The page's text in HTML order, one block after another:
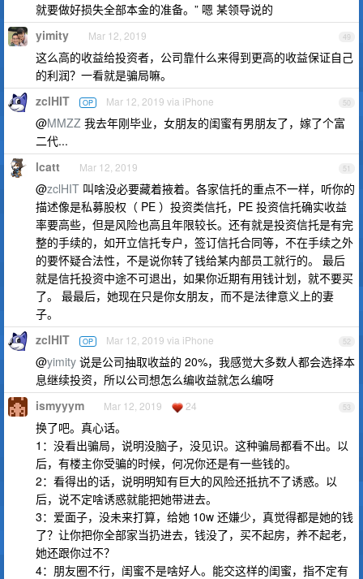
就要做好损失全部本金的准备。” 嗯 某领导说的
49
yimity Mar 12, 2019
这么高的收益给投资者，公司靠什么来得到更高的收益保证自己
的利润？一看就是骗局嘛。
50
zclHIT OP Mar 12, 2019 via iPhone
@MMZZ 我去年刚毕业，女朋友的闺蜜有男朋友了，嫁了个富
二代...
51
lcatt Mar 12, 2019
@zclHIT 叫啥没必要藏着掖着。各家信托的重点不一样，听你的
描述像是私募股权（ PE ）投资类信托，PE 投资信托确实收益
率要高些，但是风险也高且年限较长。还有就是投资信托是有完
整的手续的，如开立信托专户，签订信托合同等，不在手续之外
的要怀疑合法性，不是说你转了钱给某内部员工就行的。 最后
就是信托投资中途不可退出，如果你近期有用钱计划，就不要买
了。 最最后，她现在只是你女朋友，而不是法律意义上的妻
子。
52
zclHIT OP Mar 12, 2019 via iPhone
@yimity 说是公司抽取收益的 20%，我感觉大多数人都会选择本
息继续投资，所以公司想怎么编收益就怎么编呀
53
ismyyym Mar 12, 2019 24
换了吧。真心话。
1：没看出骗局，说明没脑子，没见识。这种骗局都看不出。以
后，有楼主你受骗的时候，何况你还是有一些钱的。
2：看得出的话，说明明知有巨大的风险还抵抗不了诱惑。以
后，说不定啥诱惑就能把她带进去。
3：爱面子，没未来打算，给她 10w 还嫌少，真觉得都是她的钱
了？让你把你全部家当扔进去，钱没了，买不起房，养不起老，
她还跟你过不？
4：朋友圈不行，闺蜜不是啥好人。能交这样的闺蜜，指不定有